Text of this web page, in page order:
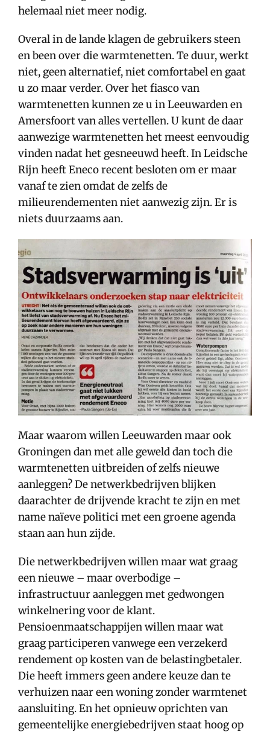
helemaal niet meer nodig.
Overal in de lande klagen de gebruikers steen
en been over die warmtenetten. Te duur, werkt
niet, geen alternatief, niet comfortabel en gaat
u zo maar verder. Over het fiasco van
warmtenetten kunnen ze u in Leeuwarden en
Amersfoort van alles vertellen. U kunt de daar
aanwezige warmtenetten het meest eenvoudig
vinden nadat het gesneeuwd heeft. In Leidsche
Rijn heeft Eneco recent besloten om er maar
vanaf te zien omdat de zelfs de
milieurendementen niet aanwezig zijn. Er is
niets duurzaams aan.
Maar waarom willen Leeuwarden maar ook
Groningen dan met alle geweld dan toch die
warmtenetten uitbreiden of zelfs nieuwe
aanleggen? De netwerkbedrijven blijken
daarachter de drijvende kracht te zijn en met
name naïeve politici met een groene agenda
staan aan hun zijde.
Die netwerkbedrijven willen maar wat graag
een nieuwe – maar overbodige –
infrastructuur aanleggen met gedwongen
winkelnering voor de klant.
Pensioenmaatschappijen willen maar wat
graag participeren vanwege een verzekerd
rendement op kosten van de belastingbetaler.
Die heeft immers geen andere keuze dan te
verhuizen naar een woning zonder warmtenet
aansluiting. En het opnieuw oprichten van
gemeentelijke energiebedrijven staat hoog op